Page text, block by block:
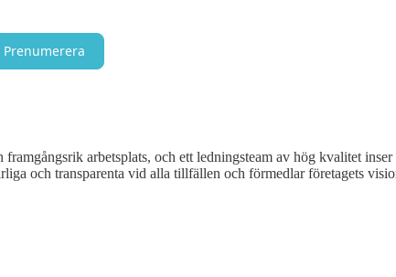
Prenumerera
arbetsplats, och ett ledningsteam av hög kvalitet
och transparenta vid alla tillfällen och förmedlar företagets